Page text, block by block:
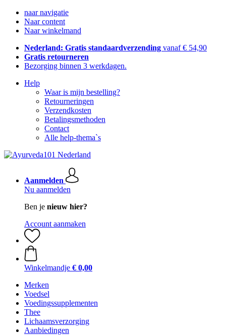
naar navigatie
Naar content
Naar winkelmand
Nederland: Gratis standaardverzending vanaf € 54,90
Gratis retourneren
Bezorging binnen 3 werkdagen.
Help
Waar is mijn bestelling?
Retourneringen
Verzendkosten
Betalingsmethoden
Contact
Alle help-thema`s
Aanmelden
Nu aanmelden
Ben je nieuw hier?
Account aanmaken
Winkelmandje € 0,00
Merken
Voedsel
Voedingssupplementen
Thee
Lichaamsverzorging
Aanbiedingen